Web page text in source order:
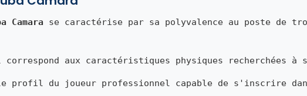
Camara se caractérise par sa polyvalence au poste de
aux caractéristiques physiques recherchées à
du joueur professionnel capable de s'inscrire